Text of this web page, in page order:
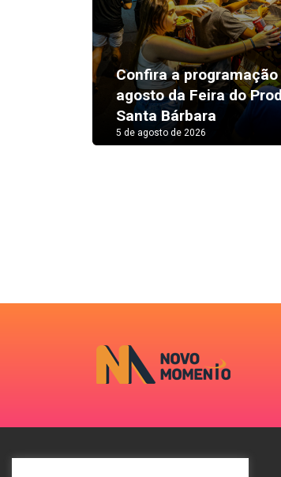
Confira a programação
agosto da Feira do
Santa Bárbara
5 de agosto de 2026